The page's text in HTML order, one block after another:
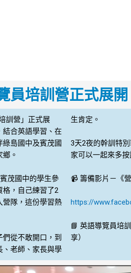
員培訓營正式展開
訓營」正式展
結合英語學習、在
島國中及賓茂國
。
茂國中的學生參
格，自己練習了2
營隊，這份學習熱
從不敢開口，到
、老師、家長與學
生肯定。
3天2夜的幹訓特
家可以一起來多
📹 籌備影片－《
https://
📘 英語導覽員培
享）